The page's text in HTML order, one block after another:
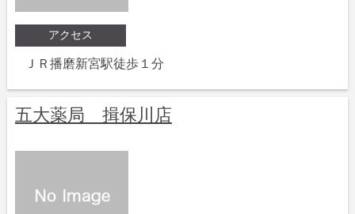
アクセス
ＪＲ播磨新宮駅徒歩１分
五大薬局 揖保川店